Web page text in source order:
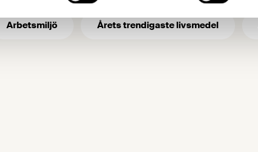
Arbetsmiljö Årets trendigaste livsmedel